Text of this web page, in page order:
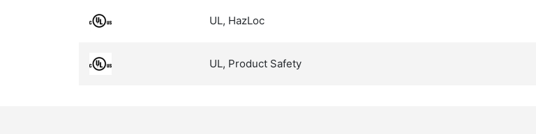
UL, HazLoc
UL, Product Safety